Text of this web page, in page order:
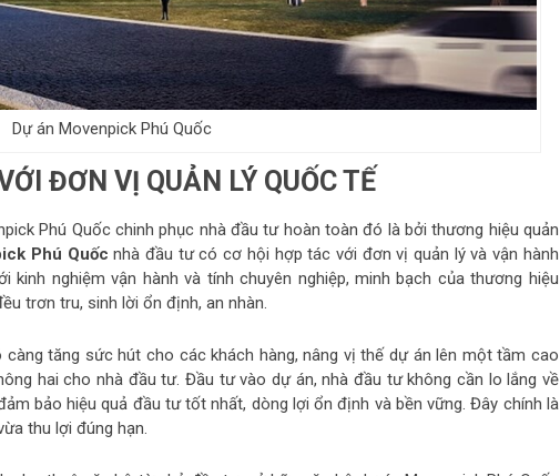
Dự án Movenpick Phú Quốc
ĐƠN VỊ QUẢN LÝ QUỐC TẾ
Phú Quốc chinh phục nhà đầu tư hoàn toàn đó là bởi thương hiệu quản
Phú Quốc nhà đầu tư có cơ hội hợp tác với đơn vị quản lý và vận hành
kinh nghiệm vận hành và tính chuyên nghiệp, minh bạch của thương hiệu
trơn tru, sinh lời ổn định, an nhàn.
tăng sức hút cho các khách hàng, nâng vị thế dự án lên một tầm cao
hai cho nhà đầu tư. Đầu tư vào dự án, nhà đầu tư không cần lo lắng về
bảo hiệu quả đầu tư tốt nhất, dòng lợi ổn định và bền vững. Đây chính là
thu lợi đúng hạn.